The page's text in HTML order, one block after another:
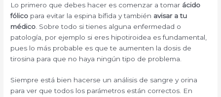
Lo primero que debes hacer es comenzar a tomar ácido
fólico para evitar la espina bífida y también avisar a tu
médico . Sobre todo si tienes alguna enfermedad o
patología, por ejemplo si eres hipotiroidea es fundamental,
pues lo más probable es que te aumenten la dosis de
tirosina para que no haya ningún tipo de problema.
Siempre está bien hacerse un análisis de sangre y orina
para ver que todos los parámetros están correctos. En